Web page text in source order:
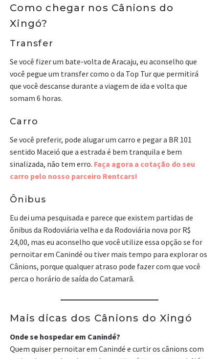
Como chegar nos Cânions do
Xingó?
Transfer
Se você fizer um bate-volta de Aracaju, eu aconselho que
você pegue um transfer como o da Top Tur que permitirá
que você descanse durante a viagem de ida e volta que
somam 6 horas.
Carro
Se você preferir, pode alugar um carro e pegar a BR 101
sentido Maceió que a estrada é bem tranquila e bem
sinalizada, não tem erro. Faça agora a cotação do seu
carro pelo nosso parceiro Rentcars!
Ônibus
Eu dei uma pesquisada e parece que existem partidas de
ônibus da Rodoviária velha e da Rodoviária nova por R$
24,00, mas eu aconselho que você utilize essa opção se for
pernoitar em Canindé ou tiver mais tempo para explorar os
Cânions, porque qualquer atraso pode fazer com que você
perca o horário de saída do Catamarã.
Mais dicas dos Cânions do Xingó
Onde se hospedar em Canindé?
Quem quiser pernoitar em Canindé e curtir os cânions com